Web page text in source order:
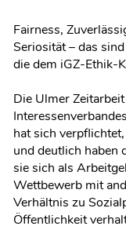
Fairness,
Seriosität – das
die dem iGZ-Ethik-
Die Ulmer
hat sich
und deutlich haben
sie sich als
Wettbewerb mit
Verhältnis zu
Öffentlichkeit